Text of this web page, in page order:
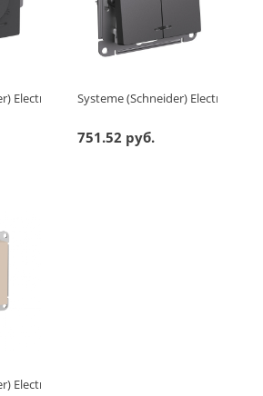
Electric ATLASDESIGN ТЕРМОСТАТ
Systeme (Schneider) Electric
751.52 руб.
Electric ATLASDESIGN РОЗЕТКА двойная